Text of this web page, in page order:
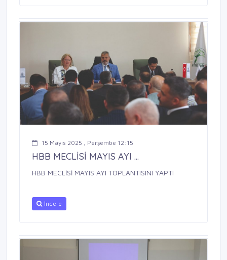
15 Mayıs 2025 , Perşembe 12:15
HBB MECLİSİ MAYIS AYI ...
HBB MECLİSİ MAYIS AYI TOPLANTISINI YAPTI
İncele